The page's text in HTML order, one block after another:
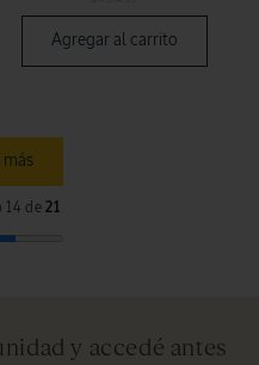
Agregar al carrito
más
14 de21
y accedé antes